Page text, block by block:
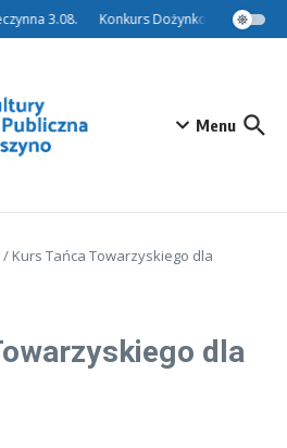
3.08. Konkurs Dożynkowy –
Menu
/ Kurs Tańca Towarzyskiego dla
dla